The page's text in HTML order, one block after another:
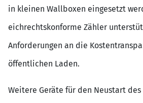
in kleinen Wallboxen eingesetzt
eichrechtskonforme Zähler
Anforderungen an die
öffentlichen Laden.
Weitere Geräte für den Neustart